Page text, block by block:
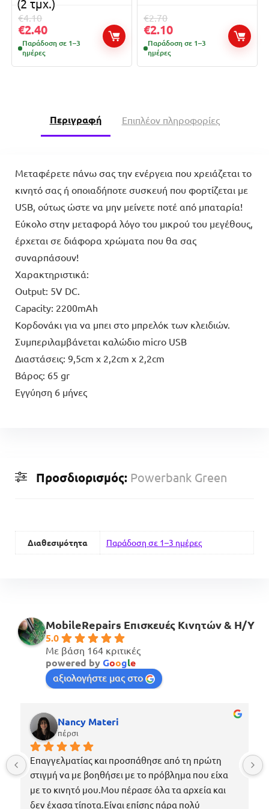
(2 τμχ.)
€4.10
€2.40
Παράδοση σε 1–3
ημέρες
€2.70
€2.10
Παράδοση σε 1–3
ημέρες
Περιγραφή Επιπλέον πληροφορίες
Μεταφέρετε πάνω σας την ενέργεια που χρειάζεται το
κινητό σας ή οποιαδήποτε συσκευή που φορτίζεται με
USB, ούτως ώστε να μην μείνετε ποτέ από μπαταρία!
Εύκολο στην μεταφορά λόγο του μικρού του μεγέθους,
έρχεται σε διάφορα χρώματα που θα σας
συναρπάσουν!
Χαρακτηριστικά:
Output: 5V DC.
Capacity: 2200mAh
Κορδονάκι για να μπει στο μπρελόκ των κλειδιών.
Συμπεριλαμβάνεται καλώδιο micro USB
Διαστάσεις: 9,5cm x 2,2cm x 2,2cm
Βάρος: 65 gr
Εγγύηση 6 μήνες
Προσδιορισμός: Powerbank Green
Διαθεσιμότητα Παράδοση σε 1–3 ημέρες
MobileRepairs Επισκευές Κινητών & H/Y
5.0
Με βάση 164 κριτικές
powered byGoogle
αξιολογήστε μας στο
Nancy Materi
πέρσι
Επαγγελματίας και προσπάθησε από τη πρώτη
στιγμή να με βοηθήσει με το πρόβλημα που είχα
με το κινητό μου.Μου πέρασε όλα τα αρχεία και
δεν έχασα τίποτα.Είναι επίσης πάρα πολύ